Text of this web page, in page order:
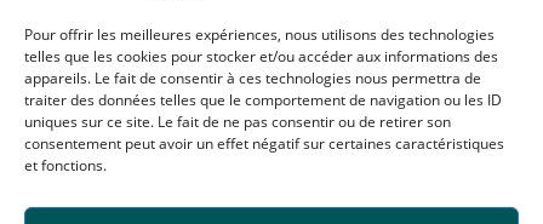
Pour offrir les meilleures expériences, nous utilisons des technologies
telles que les cookies pour stocker et/ou accéder aux informations des
appareils. Le fait de consentir à ces technologies nous permettra de
traiter des données telles que le comportement de navigation ou les ID
uniques sur ce site. Le fait de ne pas consentir ou de retirer son
consentement peut avoir un effet négatif sur certaines caractéristiques
et fonctions.